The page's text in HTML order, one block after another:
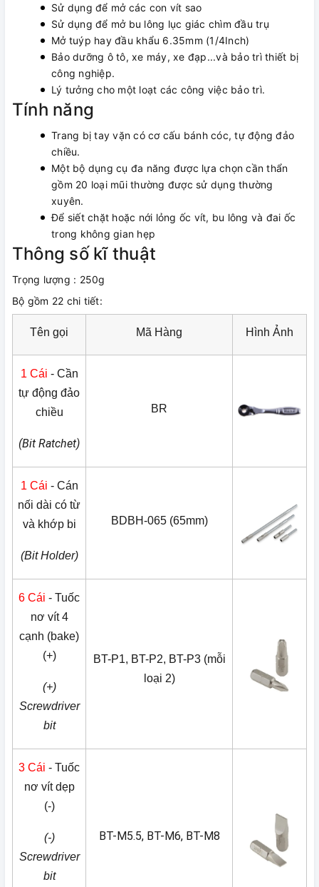
Sử dụng để mở các con vít sao
Sử dụng để mở bu lông lục giác chìm đầu trụ
Mở tuýp hay đầu khẩu 6.35mm (1/4Inch)
Bảo dưỡng ô tô, xe máy, xe đạp...và bảo trì thiết bị
công nghiệp.
Lý tưởng cho một loạt các công việc bảo trì.
Tính năng
Trang bị tay vặn có cơ cấu bánh cóc, tự động đảo
chiều.
Một bộ dụng cụ đa năng được lựa chọn cần thẩn
gồm 20 loại mũi thường được sử dụng thường
xuyên.
Để siết chặt hoặc nới lỏng ốc vít, bu lông và đai ốc
trong không gian hẹp
Thông số kĩ thuật
Trọng lượng : 250g
Bộ gồm 22 chi tiết:
Tên gọi Mã Hàng Hình Ảnh
1 Cái - Cần
tự động đảo
chiều
(Bit Ratchet)
BR
1 Cái - Cán
nối dài có từ
và khớp bi
(Bit Holder)
BDBH-065 (65mm)
6 Cái - Tuốc
nơ vít 4
cạnh (bake)
(+)
(+)
Screwdriver
bit
BT-P1, BT-P2, BT-P3 (mỗi
loại 2)
3 Cái - Tuốc
nơ vít dẹp
(-)
(-)
Screwdriver
bit
BT-M5.5, BT-M6, BT-M8